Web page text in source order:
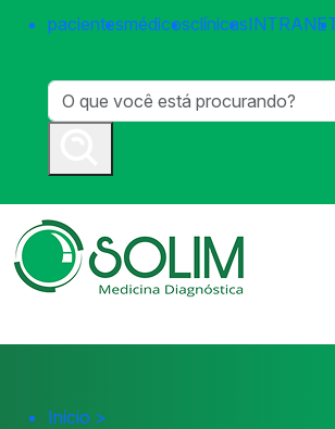
pacientesmédicosclínicas
Início >